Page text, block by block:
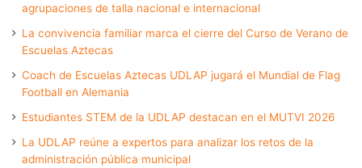
agrupaciones de talla nacional e internacional
La convivencia familiar marca el cierre del Curso de Verano de
Escuelas Aztecas
Coach de Escuelas Aztecas UDLAP jugará el Mundial de Flag
Football en Alemania
Estudiantes STEM de la UDLAP destacan en el MUTVI 2026
La UDLAP reúne a expertos para analizar los retos de la
administración pública municipal